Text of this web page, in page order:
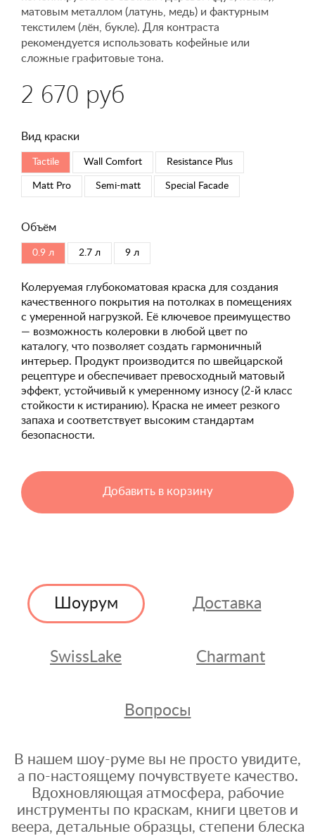
матовым металлом (латунь, медь) и фактурным
текстилем (лён, букле). Для контраста
рекомендуется использовать кофейные или
сложные графитовые тона.
2 670 руб
Вид краски
Tactile Wall Comfort Resistance Plus
Matt Pro Semi-matt Special Faсade
Объём
0.9 л 2.7 л 9 л
Колеруемая глубокоматовая краска для создания
качественного покрытия на потолках в помещениях
с умеренной нагрузкой. Её ключевое преимущество
— возможность колеровки в любой цвет по
каталогу, что позволяет создать гармоничный
интерьер. Продукт производится по швейцарской
рецептуре и обеспечивает превосходный матовый
эффект, устойчивый к умеренному износу (2-й класс
стойкости к истиранию). Краска не имеет резкого
запаха и соответствует высоким стандартам
безопасности.
Добавить в корзину
Шоурум Доставка
SwissLake Charmant
Вопросы
В нашем шоу-руме вы не просто увидите,
а по-настоящему почувствуете качество.
Вдохновляющая атмосфера, рабочие
инструменты по краскам, книги цветов и
веера, детальные образцы, степени блеска